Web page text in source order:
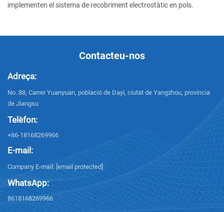
implementen el sistema de recobriment electrostàtic en pols.
Contacteu-nos
Adreça:
No. 88, Carrer Yuanyuan, població de Dayi, ciutat de Yangzhou, província
de Jiangsu
Telèfon:
+86-18168269966
E-mail:
Company E-mail: [email protected]
WhatsApp:
8618168269966